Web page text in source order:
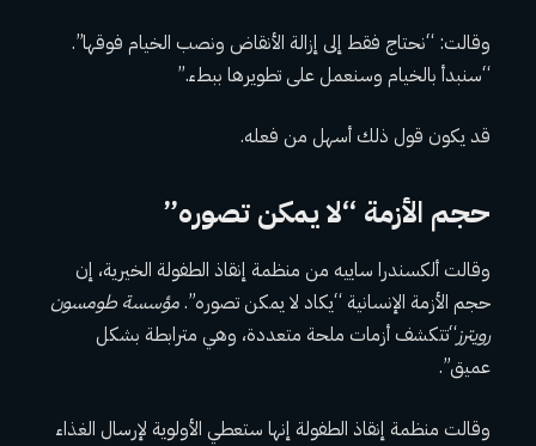
وقالت: “نحتاج فقط إلى إزالة الأنقاض ونصب الخيام فوقها”.
“سنبدأ بالخيام وسنعمل على تطويرها ببطء.”
قد يكون قول ذلك أسهل من فعله.
حجم الأزمة “لا يمكن تصوره”
وقالت ألكسندرا ساييه من منظمة إنقاذ الطفولة الخيرية، إن
حجم الأزمة الإنسانية “يكاد لا يمكن تصوره”.مؤسسة طومسون
رويترز“تتكشف أزمات ملحة متعددة، وهي مترابطة بشكل
عميق”.
وقالت منظمة إنقاذ الطفولة إنها ستعطي الأولوية لإرسال الغذاء